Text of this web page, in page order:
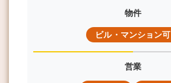
物件
ビル・マンション可
営業